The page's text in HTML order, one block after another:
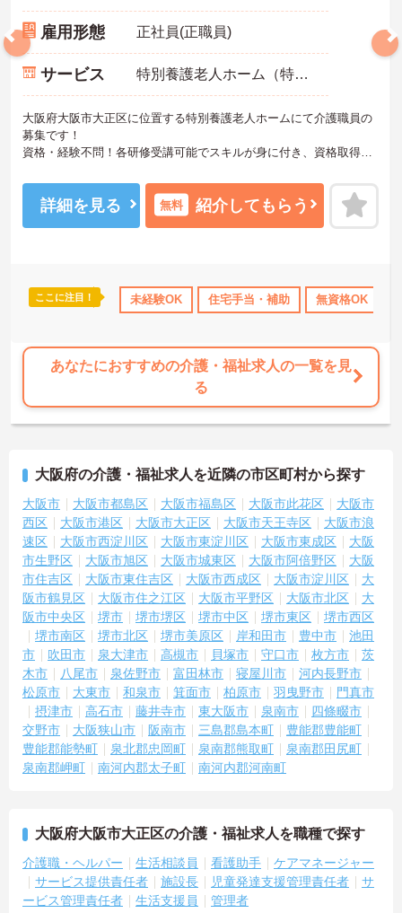
ボーナス・賞与あり
雇用形態 正社員(正職員)
サービス 特別養護老人ホーム（特養）
大阪府大阪市大正区に位置する特別養護老人ホームにて介護職員の
募集です！
資格・経験不問！各研修受講可能でスキルが身に付き、資格取得支
暇取得実績・勤務時間や勤務日の相談もしやすく、お子様がいらっ
しゃる方でも安心して働けます♪
ご興味ある方には、面接対策ポイントなど、さらに詳細をお話しい
詳細を見る 無料 紹介してもらう
ここに注目！ 未経験OK 住宅手当・補助 無資格OK
あなたにおすすめの介護・福祉求人の一覧を見
る
大阪府の介護・福祉求人を近隣の市区町村から探す
大阪市 大阪市都島区 大阪市福島区 大阪市此花区
大阪市
西区
大阪市港区 大阪市大正区 大阪市天王寺区
大阪市浪
速区
大阪市西淀川区 大阪市東淀川区 大阪市東成区
大阪
市生野区
大阪市旭区 大阪市城東区 大阪市阿倍野区
大阪
市住吉区
大阪市東住吉区 大阪市西成区 大阪市淀川区
大
阪市鶴見区
大阪市住之江区 大阪市平野区 大阪市北区
大
阪市中央区
堺市 堺市堺区 堺市中区 堺市東区
堺市西区
堺市南区
堺市北区 堺市美原区 岸和田市 豊中市
池田
市
吹田市 泉大津市 高槻市 貝塚市 守口市 枚方市
茨
木市
八尾市 泉佐野市 富田林市 寝屋川市
河内長野市
松原市
大東市 和泉市 箕面市 柏原市 羽曳野市
門真市
摂津市
高石市 藤井寺市 東大阪市 泉南市
四條畷市
交野市
大阪狭山市 阪南市 三島郡島本町
豊能郡豊能町
豊能郡能勢町
泉北郡忠岡町 泉南郡熊取町
泉南郡田尻町
泉南郡岬町
南河内郡太子町 南河内郡河南町
大阪府大阪市大正区の介護・福祉求人を職種で探す
介護職・ヘルパー 生活相談員 看護助手
ケアマネージャー
サービス提供責任者
施設長 児童発達支援管理責任者
サ
ービス管理責任者
生活支援員 管理者